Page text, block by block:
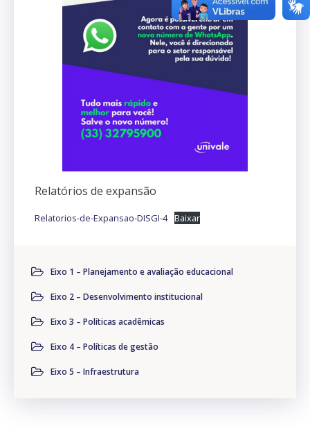
Relatórios de expansão
Relatorios-de-Expansao-DISGI-4 Baixar
Eixo 1 – Planejamento e avaliação educacional
Eixo 2 – Desenvolvimento institucional
Eixo 3 – Políticas acadêmicas
Eixo 4 – Políticas de gestão
Eixo 5 – Infraestrutura